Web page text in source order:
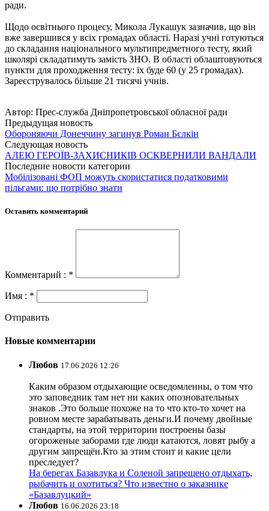
ради.
Щодо освітнього процесу, Микола Лукашук зазначив, що він
вже завершився у всіх громадах області. Наразі учні готуються
до складання національного мультипредметного тесту, який
школярі складатимуть замість ЗНО. В області облаштовуються
пункти для проходження тесту: їх буде 60 (у 25 громадах).
Зареєструвалось більше 21 тисячі учнів.
Автор: Прес-служба Дніпропетровської обласної ради
Предыдущая новость
Обороняючи Донеччину загинув Роман Бєлкін
Следующая новость
АЛЕЮ ГЕРОЇВ-ЗАХИСНИКІВ ОСКВЕРНИЛИ ВАНДАЛИ
Последние новости категории
Мобілізовані ФОП можуть скористатися податковими
пільгами: що потрібно знати
Оставить комментарий
Комментарий : *
Имя : *
Отправить
Новые комментарии
Любов 17.06.2026 12:26
Каким образом отдыхающие осведомленны, о том что
это заповедник там нет ни каких опозновательных
знаков .Это больше похоже на то что кто-то хочет на
ровном месте зарабатывать деньги.И почему двойные
стандарты, на этой территории построены базы
огороженые заборами где люди катаются, ловят рыбу а
другим запрещён.Кто за этим стоит и какие цели
преследует?
На берегах Базавлука и Соленой запрещено отдыхать,
рыбачить и охотиться? Что известно о заказнике
«Базавлуцкий»
Любов 16.06.2026 23:18